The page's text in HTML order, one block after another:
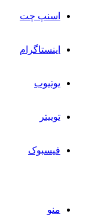
اسنپ چت
اینستاگرام
یوتیوب
توییتر
فیسبوک
منو